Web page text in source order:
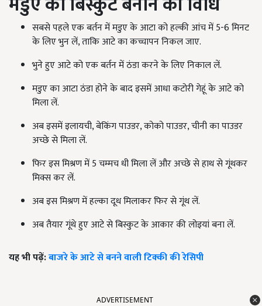
सबसे पहले एक बर्तन में मडुए के आटा को हल्की आंच में 5-6 मिनट
के लिए भुन लें, ताकि आटे का कच्चापन निकल जाए.
भुने हुए आटे को एक बर्तन में ठंडा करने के लिए निकाल लें.
मडुए का आटा ठंडा होने के बाद इसमें आधा कटोरी गेहूं के आटे को
मिला लें.
अब इसमें इलायची, बेकिंग पाउडर, कोको पाउडर, चीनी का पाउडर
अच्छे से मिला लें.
फिर इस मिश्रण में 5 चम्मच धी मिला लें और अच्छे से हाथ से गूंथकर
मिक्स कर लें.
अब इस मिश्रण में हल्का दूध मिलाकर फिर से गूंथ लें.
अब तैयार गूंथे हुए आटे से बिस्कुट के आकार की लोइयां बना लें.
यह भी पढ़ें:बाजरे के आटे से बनने वाली टिक्की की रेसिपी
ADVERTISEMENT